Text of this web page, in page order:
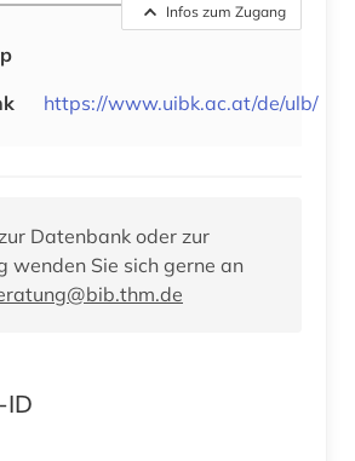
Infos zum Zugang
https://www.uibk.ac.at/de/ulb/
Datenbank oder zur
wenden Sie sich gerne an
ID